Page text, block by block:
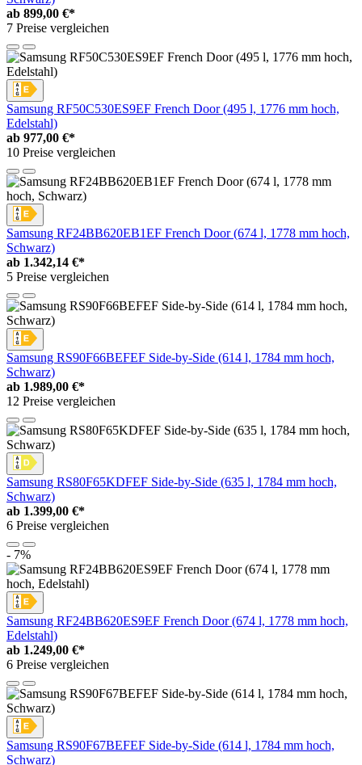
ab 899,00 €*
7 Preise vergleichen
Samsung RF50C530ES9EF French Door (495 l, 1776 mm hoch,
Edelstahl)
ab 977,00 €*
10 Preise vergleichen
Samsung RF24BB620EB1EF French Door (674 l, 1778 mm hoch,
Schwarz)
ab 1.342,14 €*
5 Preise vergleichen
Samsung RS90F66BEFEF Side-by-Side (614 l, 1784 mm hoch,
Schwarz)
ab 1.989,00 €*
12 Preise vergleichen
Samsung RS80F65KDFEF Side-by-Side (635 l, 1784 mm hoch,
Schwarz)
ab 1.399,00 €*
6 Preise vergleichen
- 7%
Samsung RF24BB620ES9EF French Door (674 l, 1778 mm hoch,
Edelstahl)
ab 1.249,00 €*
6 Preise vergleichen
Samsung RS90F67BEFEF Side-by-Side (614 l, 1784 mm hoch,
Schwarz)